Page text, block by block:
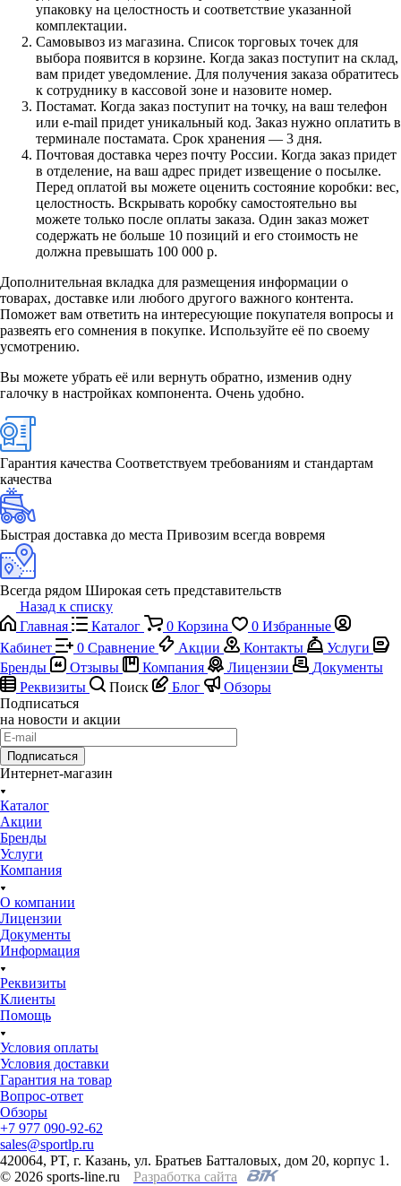
упаковку на целостность и соответствие указанной
комплектации.
Самовывоз из магазина. Список торговых точек для
выбора появится в корзине. Когда заказ поступит на склад,
вам придет уведомление. Для получения заказа обратитесь
к сотруднику в кассовой зоне и назовите номер.
Постамат. Когда заказ поступит на точку, на ваш телефон
или e-mail придет уникальный код. Заказ нужно оплатить в
терминале постамата. Срок хранения — 3 дня.
Почтовая доставка через почту России. Когда заказ придет
в отделение, на ваш адрес придет извещение о посылке.
Перед оплатой вы можете оценить состояние коробки: вес,
целостность. Вскрывать коробку самостоятельно вы
можете только после оплаты заказа. Один заказ может
содержать не больше 10 позиций и его стоимость не
должна превышать 100 000 р.
Дополнительная вкладка для размещения информации о
товарах, доставке или любого другого важного контента.
Поможет вам ответить на интересующие покупателя вопросы и
развеять его сомнения в покупке. Используйте её по своему
усмотрению.
Вы можете убрать её или вернуть обратно, изменив одну
галочку в настройках компонента. Очень удобно.
Гарантия качества Соответствуем требованиям и стандартам
качества
Быстрая доставка до места Привозим всегда вовремя
Всегда рядом Широкая сеть представительств
Назад к списку
Главная
Каталог 0 Корзина 0 Избранные
Кабинет
0 Сравнение Акции Контакты
Услуги
Бренды
Отзывы Компания Лицензии
Документы
Реквизиты
Поиск Блог
Обзоры
Подписаться
на новости и акции
Подписаться
Интернет-магазин
Каталог
Акции
Бренды
Услуги
Компания
О компании
Лицензии
Документы
Информация
Реквизиты
Клиенты
Помощь
Условия оплаты
Условия доставки
Гарантия на товар
Вопрос-ответ
Обзоры
+7 977 090-92-62
sales@sportlp.ru
420064, PT, г. Казань, ул. Братьев Батталовых, дом 20, корпус 1.
© 2026 sports-line.ru
Разработка сайта